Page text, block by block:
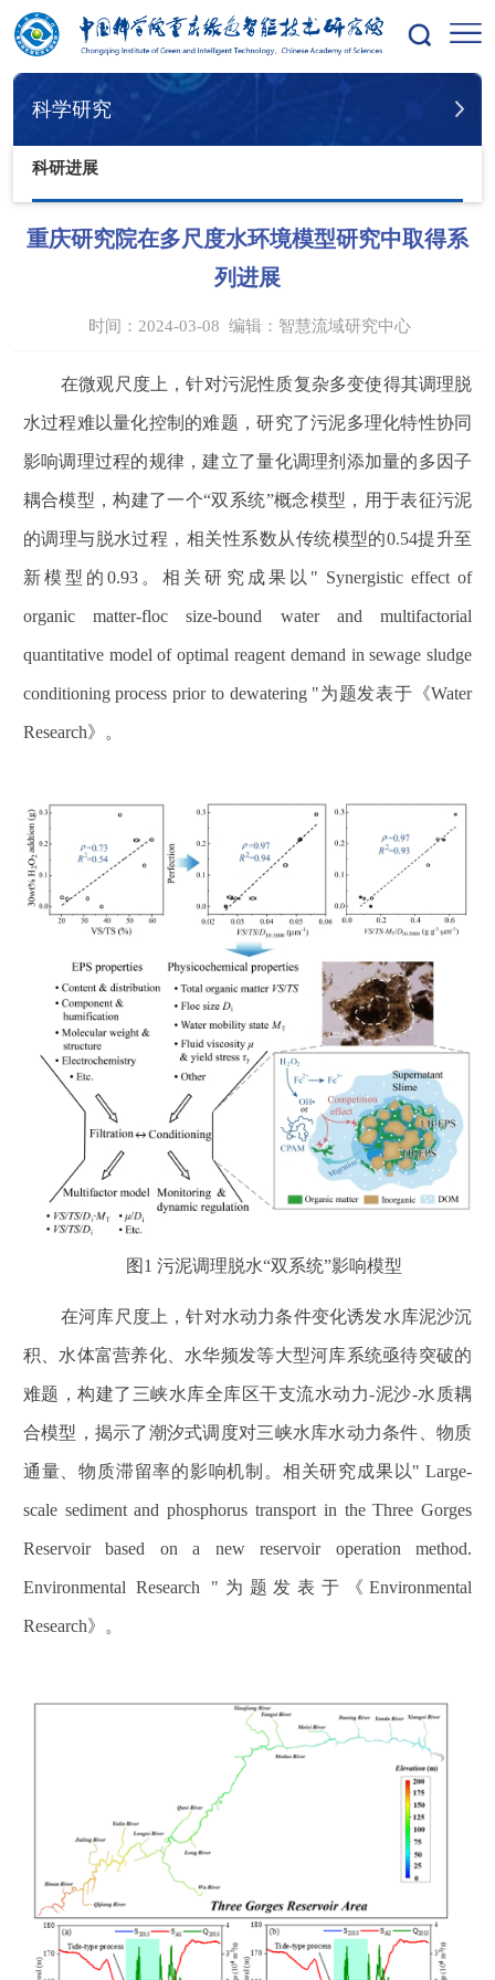
您的位置：首页 科学研究 科研进展
科学研究
科研进展
重庆研究院在多尺度水环境模型研究中取得系
列进展
时间：2024-03-08 编辑： 智慧流域研究中心
在微观尺度上，针对污泥性质复杂多变使得其调理脱
水过程难以量化控制的难题，研究了污泥多理化特性协同
影响调理过程的规律，建立了量化调理剂添加量的多因子
耦合模型，构建了一个“双系统”概念模型，用于表征污泥
的调理与脱水过程，相关性系数从传统模型的0.54提升至
新模型的0.93。相关研究成果以" Synergistic effect of
organic matter-floc size-bound water and multifactorial
quantitative model of optimal reagent demand in sewage sludge
conditioning process prior to dewatering "为题发表于《Water
Research》。
图1 污泥调理脱水“双系统”影响模型
在河库尺度上，针对水动力条件变化诱发水库泥沙沉
积、水体富营养化、水华频发等大型河库系统亟待突破的
难题，构建了三峡水库全库区干支流水动力-泥沙-水质耦
合模型，揭示了潮汐式调度对三峡水库水动力条件、物质
通量、物质滞留率的影响机制。相关研究成果以" Large-
scale sediment and phosphorus transport in the Three Gorges
Reservoir based on a new reservoir operation method.
Environmental Research "为题发表于《Environmental
Research》。